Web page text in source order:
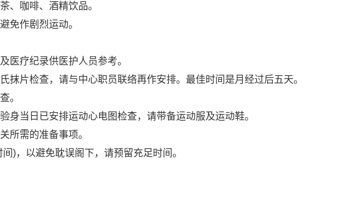
、咖啡、酒精饮品。
免作剧烈运动。
医疗纪录供医护人员参考。
抹片检查，请与中心职员联络再作安排。最佳时间是月经过后五天。
。
身当日已安排运动心电图检查，请带备运动服及运动鞋。
所需的准备事项。
)，以避免耽误阁下，请预留充足时间。